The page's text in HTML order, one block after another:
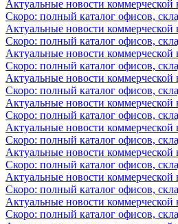
Актуальные новости
Скоро: полный каталог офисов,
Актуальные новости
Скоро: полный каталог офисов,
Актуальные новости
Скоро: полный каталог офисов,
Актуальные новости
Скоро: полный каталог офисов,
Актуальные новости
Скоро: полный каталог офисов,
Актуальные новости
Скоро: полный каталог офисов,
Актуальные новости
Скоро: полный каталог офисов,
Актуальные новости
Скоро: полный каталог офисов,
Актуальные новости
Скоро: полный каталог офисов,